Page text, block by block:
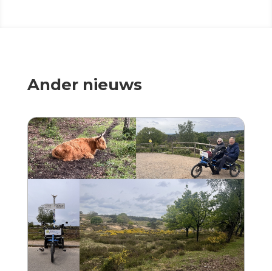
Ander nieuws